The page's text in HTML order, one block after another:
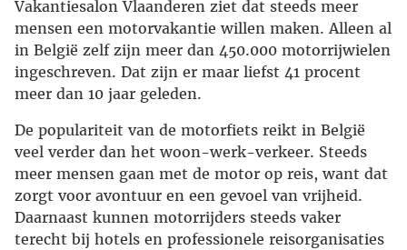
Vakantiesalon Vlaanderen ziet dat steeds meer
mensen een motorvakantie willen maken. Alleen al
in België zelf zijn meer dan 450.000 motorrijwielen
ingeschreven. Dat zijn er maar liefst 41 procent
meer dan 10 jaar geleden.
De populariteit van de motorfiets reikt in België
veel verder dan het woon-werk-verkeer. Steeds
meer mensen gaan met de motor op reis, want dat
zorgt voor avontuur en een gevoel van vrijheid.
Daarnaast kunnen motorrijders steeds vaker
terecht bij hotels en professionele reisorganisaties